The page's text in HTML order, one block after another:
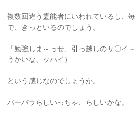
複数回違う霊能者にいわれているし、
で、きっといるのでしょう。
「勉強しま～っせ、引っ越しのサ〇イ
うかいな、ッハイ）
という感じなのでしょうか。
バーバラらしいっちゃ、らしいかな。